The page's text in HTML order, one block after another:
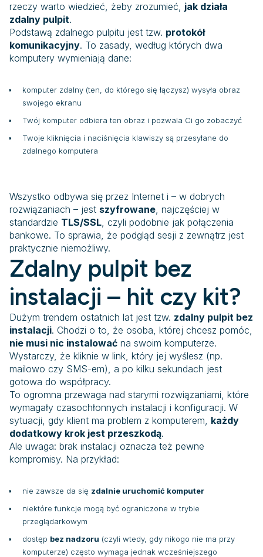
rzeczy warto wiedzieć, żeby zrozumieć, jak działa
zdalny pulpit.
Podstawą zdalnego pulpitu jest tzw. protokół
komunikacyjny. To zasady, według których dwa
komputery wymieniają dane:
komputer zdalny (ten, do którego się łączysz) wysyła obraz
swojego ekranu
Twój komputer odbiera ten obraz i pozwala Ci go zobaczyć
Twoje kliknięcia i naciśnięcia klawiszy są przesyłane do
zdalnego komputera
Wszystko odbywa się przez Internet i – w dobrych
rozwiązaniach – jest szyfrowane, najczęściej w
standardzie TLS/SSL, czyli podobnie jak połączenia
bankowe. To sprawia, że podgląd sesji z zewnątrz jest
praktycznie niemożliwy.
Zdalny pulpit bez
instalacji – hit czy kit?
Dużym trendem ostatnich lat jest tzw. zdalny pulpit bez
instalacji. Chodzi o to, że osoba, której chcesz pomóc,
nie musi nic instalować na swoim komputerze.
Wystarczy, że kliknie w link, który jej wyślesz (np.
mailowo czy SMS-em), a po kilku sekundach jest
gotowa do współpracy.
To ogromna przewaga nad starymi rozwiązaniami, które
wymagały czasochłonnych instalacji i konfiguracji. W
sytuacji, gdy klient ma problem z komputerem, każdy
dodatkowy krok jest przeszkodą.
Ale uwaga: brak instalacji oznacza też pewne
kompromisy. Na przykład:
nie zawsze da się zdalnie uruchomić komputer
niektóre funkcje mogą być ograniczone w trybie
przeglądarkowym
dostęp bez nadzoru (czyli wtedy, gdy nikogo nie ma przy
komputerze) często wymaga jednak wcześniejszego